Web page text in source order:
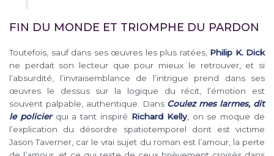
FIN DU MONDE ET TRIOMPHE DU PARDON
Toutefois, sauf dans ses œuvres les plus ratées, Philip K. Dick
ne perdait son lecteur que pour mieux le retrouver, et si
l’absurdité, l’invraisemblance de l’intrigue prend dans ses
œuvres le dessus sur la logique du récit, l’émotion est
souvent palpable, authentique. Dans Coulez mes larmes, dit
le policierqui a tant inspiré Richard Kelly, on se moque de
l’explication du désordre spatiotemporel dont est victime
Jason Taverner, car le vrai sujet du roman est l’amour, la perte